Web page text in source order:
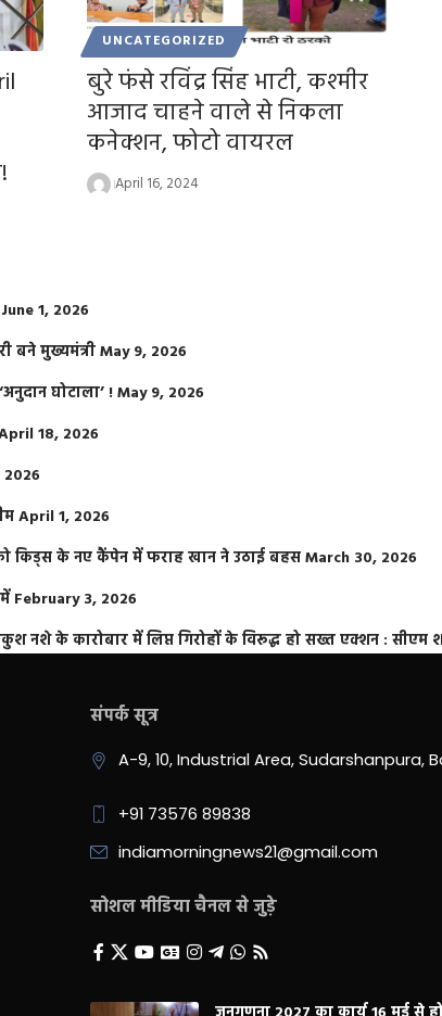
UNCATEGORIZED
बुरे फंसे रविंद्र सिंह भाटी, कश्मीर
आजाद चाहने वाले से निकला
कनेक्शन, फोटो वायरल
April 16, 2024
June 1, 2026
बने मुख्यमंत्रीMay 9, 2026
घोटाला’ !May 9, 2026
18, 2026
April 1, 2026
किड्स के नए कैंपेन में फराह खान ने उठाई बहसMarch 30, 2026
February 3, 2026
नशे के कारोबार में लिप्त गिरोहों के विरूद्ध हो सख्त एक्शन : सीएम
संपर्क सूत्र
A-9, 10, Industrial Area, Sudarshanpura,
+91 73576 89838
indiamorningnews21@gmail.com
सोशल मीडिया चैनल से जुड़े